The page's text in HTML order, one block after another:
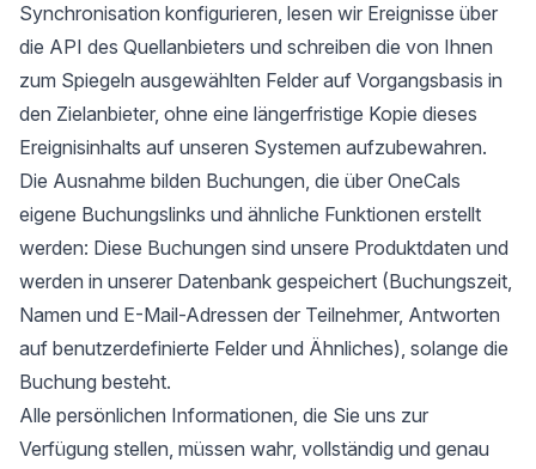
Synchronisation konfigurieren, lesen wir Ereignisse über
die API des Quellanbieters und schreiben die von Ihnen
zum Spiegeln ausgewählten Felder auf Vorgangsbasis in
den Zielanbieter, ohne eine längerfristige Kopie dieses
Ereignisinhalts auf unseren Systemen aufzubewahren.
Die Ausnahme bilden Buchungen, die über OneCals
eigene Buchungslinks und ähnliche Funktionen erstellt
werden: Diese Buchungen sind unsere Produktdaten und
werden in unserer Datenbank gespeichert (Buchungszeit,
Namen und E-Mail-Adressen der Teilnehmer, Antworten
auf benutzerdefinierte Felder und Ähnliches), solange die
Buchung besteht.
Alle persönlichen Informationen, die Sie uns zur
Verfügung stellen, müssen wahr, vollständig und genau